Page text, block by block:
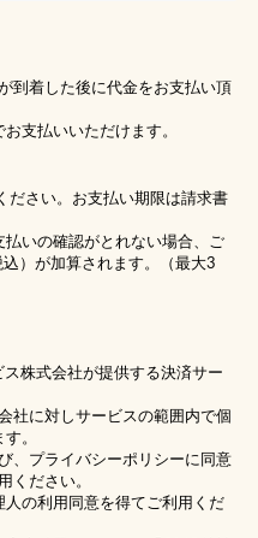
到着した後に代金をお支払い頂
支払いいただけます。
ださい。お支払い期限は請求書
いの確認がとれない場合、ご
）が加算されます。（最大3
株式会社が提供する決済サー
社に対しサービスの範囲内で個
。
、 プライバシーポリシーに同意
ください。
人の利用同意を得てご利用くだ